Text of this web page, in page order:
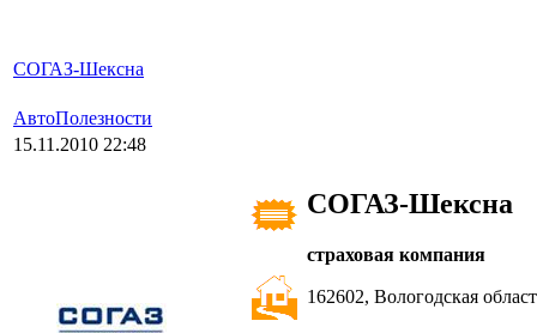
СОГАЗ-Шексна
АвтоПолезности
15.11.2010 22:48
СОГАЗ-Шексна
страховая компания
162602, Вологодская